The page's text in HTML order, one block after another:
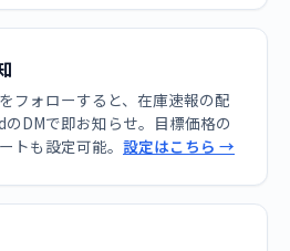
フォローすると、在庫速報の配
DMで即お知らせ。目標価格の
トも設定可能。 設定はこちら →